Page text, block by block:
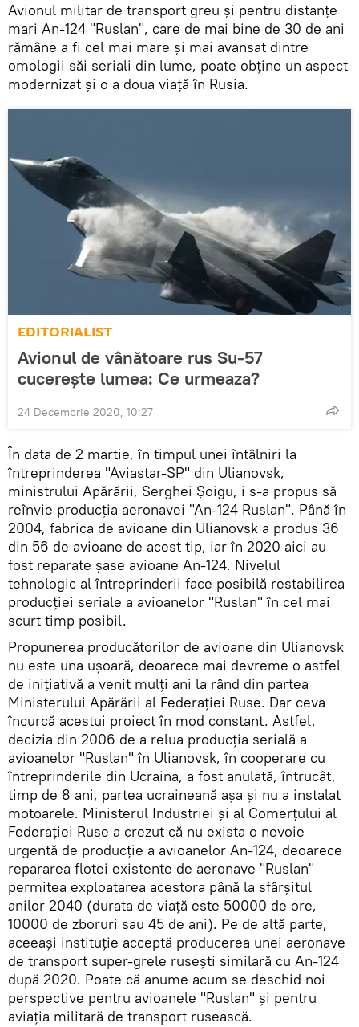
Avionul militar de transport greu și pentru distanțe
mari An-124 "Ruslan", care de mai bine de 30 de ani
rămâne a fi cel mai mare și mai avansat dintre
omologii săi seriali din lume, poate obține un aspect
modernizat și o a doua viață în Rusia.
EDITORIALIST
Avionul de vânătoare rus Su-57
cucerește lumea: Ce urmeaza?
24 Decembrie 2020, 10:27
În data de 2 martie, în timpul unei întâlniri la
întreprinderea "Aviastar-SP" din Ulianovsk,
ministrului Apărării, Serghei Șoigu, i s-a propus să
reînvie producția aeronavei "An-124 Ruslan". Până în
2004, fabrica de avioane din Ulianovsk a produs 36
din 56 de avioane de acest tip, iar în 2020 aici au
fost reparate șase avioane An-124. Nivelul
tehnologic al întreprinderii face posibilă restabilirea
producției seriale a avioanelor "Ruslan" în cel mai
scurt timp posibil.
Propunerea producătorilor de avioane din Ulianovsk
nu este una ușoară, deoarece mai devreme o astfel
de inițiativă a venit mulți ani la rând din partea
Ministerului Apărării al Federației Ruse. Dar ceva
încurcă acestui proiect în mod constant. Astfel,
decizia din 2006 de a relua producția serială a
avioanelor "Ruslan" în Ulianovsk, în cooperare cu
întreprinderile din Ucraina, a fost anulată, întrucât,
timp de 8 ani, partea ucraineană așa și nu a instalat
motoarele. Ministerul Industriei și al Comerțului al
Federației Ruse a crezut că nu exista o nevoie
urgentă de producție a avioanelor An-124, deoarece
repararea flotei existente de aeronave "Ruslan"
permitea exploatarea acestora până la sfârșitul
anilor 2040 (durata de viață este 50000 de ore,
10000 de zboruri sau 45 de ani). Pe de altă parte,
aceeași instituție acceptă producerea unei aeronave
de transport super-grele rusești similară cu An-124
după 2020. Poate că anume acum se deschid noi
perspective pentru avioanele "Ruslan" și pentru
aviația militară de transport rusească.